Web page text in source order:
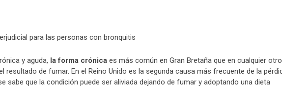
para las personas con bronquitis
y aguda, la forma crónica es más común en Gran Bretaña que en cualquier otro
resultado de fumar. En el Reino Unido es la segunda causa más frecuente de la
sabe que la condición puede ser aliviada dejando de fumar y adoptando una dieta